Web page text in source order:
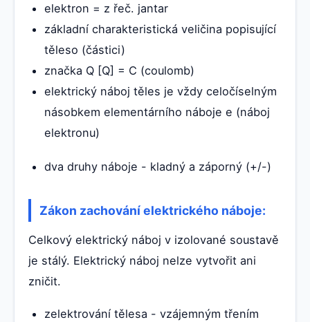
elektron = z řeč. jantar
základní charakteristická veličina popisující
těleso (částici)
značka Q [Q] = C (coulomb)
elektrický náboj těles je vždy celočíselným
násobkem elementárního náboje e (náboj
elektronu)
dva druhy náboje - kladný a záporný (+/-)
Zákon zachování elektrického náboje:
Celkový elektrický náboj v izolované soustavě
je stálý. Elektrický náboj nelze vytvořit ani
zničit.
zelektrování tělesa - vzájemným třením